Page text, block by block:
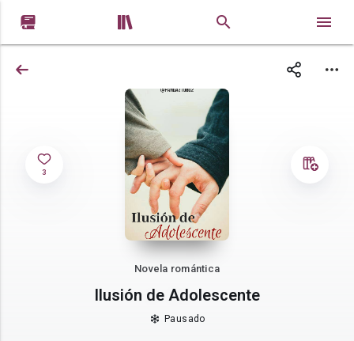
 
3
Novela romántica
Ilusión de Adolescente
Pausado